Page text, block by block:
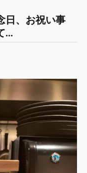
日、お祝い事
...